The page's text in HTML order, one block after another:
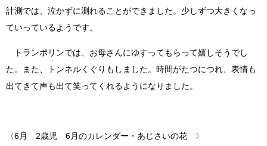
計測では、泣かずに測れることができました。少しずつ大きくなっ
ていっているようです。
トランポリンでは、お母さんにゆすってもらって嬉しそうでし
た。また、トンネルくぐりもしました。時間がたつにつれ、表情も
出てきて声も出て笑ってくれるようになりました。
〈6月 2歳児 6月のカレンダー・あじさいの花 〉